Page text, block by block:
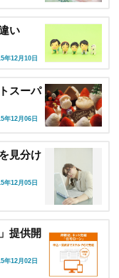
い
年12月10日
スーパ
年12月06日
見分け
年12月05日
提供開
年12月02日